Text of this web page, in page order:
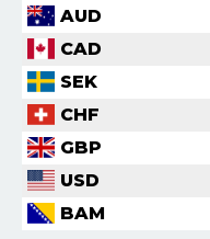
AUD
CAD
SEK
CHF
GBP
USD
BAM